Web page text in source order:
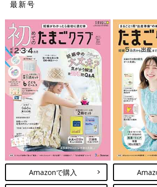
最新号
Amazonで購入